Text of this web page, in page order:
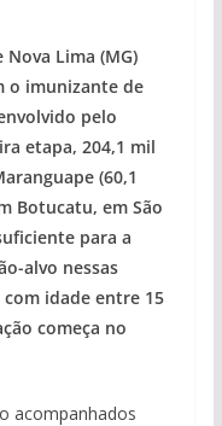
Nova Lima (MG)
o imunizante de
pelo
etapa, 204,1 mil
(60,1
Botucatu, em São
para a
alvo nessas
idade entre 15
começa no
acompanhados